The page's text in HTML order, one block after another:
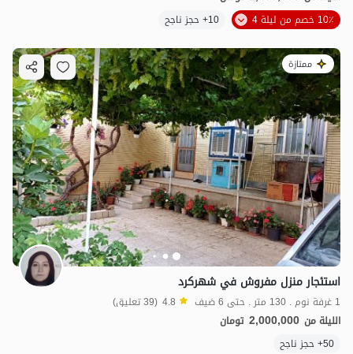
10٪ خصم من ليلة 4
10+ حجز ناجح
ممتازة
استئجار منزل مفروش في شهركرد
1 غرفة نوم . 130 متر . حتى 6 ضيف 4.8 (39 تعليق)
الليلة من 2,000,000 تومان
50+ حجز ناجح